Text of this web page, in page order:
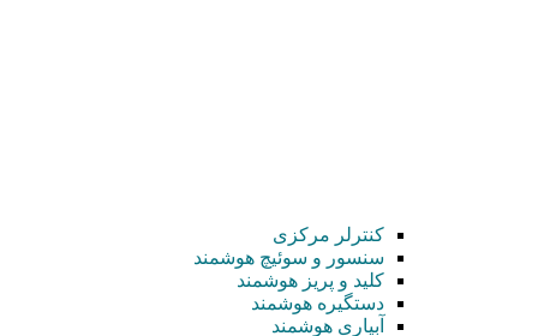
کنترلر مرکزی
سنسور و سوئیچ هوشمند
کلید و پریز هوشمند
دستگیره هوشمند
آبیاری هوشمند